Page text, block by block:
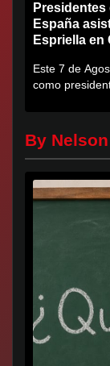
Presidentes
España
Espriella en
Este 7 de
como
By